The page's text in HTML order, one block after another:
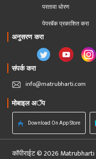
परतावा धोरण
पेपरबॅक प्रकाशित करा
अनुसरण करा
संपर्क करा
info@matrubharti.com
मोबाइल अॅप
Download On App Store
कॉपीराईट © 2026